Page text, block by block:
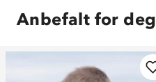
Anbefalt for deg